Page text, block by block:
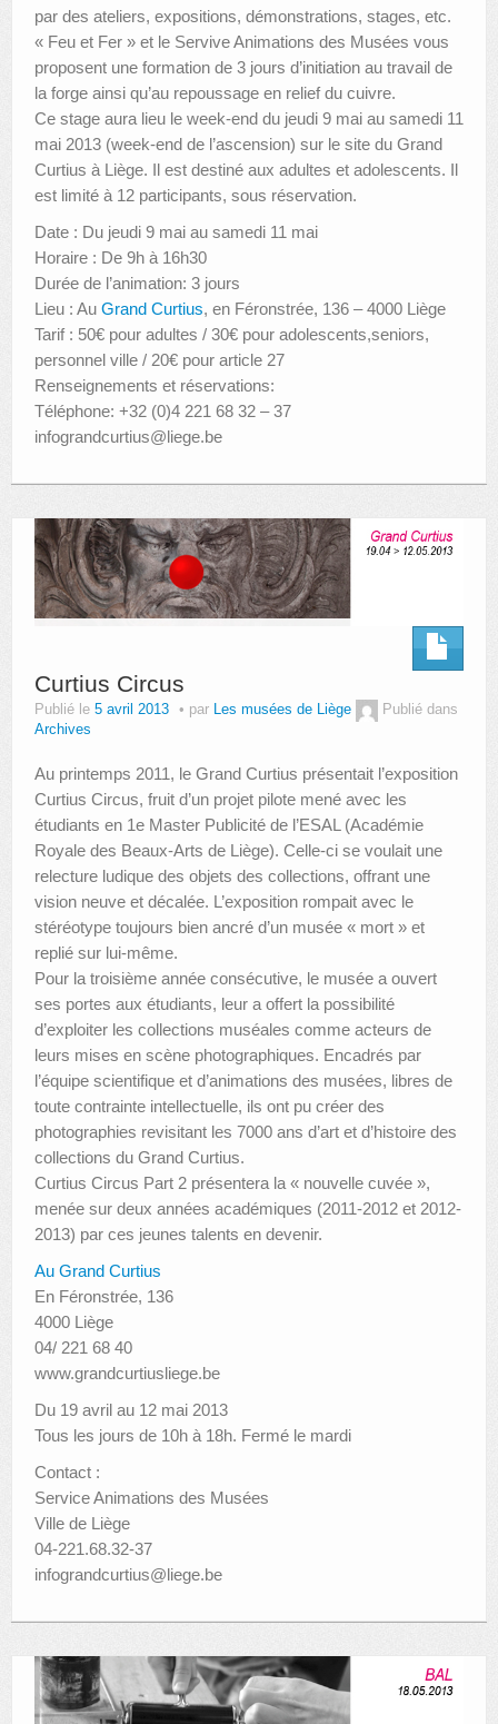
par des ateliers, expositions, démonstrations, stages, etc.
« Feu et Fer » et le Servive Animations des Musées vous
proposent une formation de 3 jours d’initiation au travail de
la forge ainsi qu’au repoussage en relief du cuivre.
Ce stage aura lieu le week-end du jeudi 9 mai au samedi 11
mai 2013 (week-end de l’ascension) sur le site du Grand
Curtius à Liège. Il est destiné aux adultes et adolescents. Il
est limité à 12 participants, sous réservation.
Date : Du jeudi 9 mai au samedi 11 mai
Horaire : De 9h à 16h30
Durée de l’animation: 3 jours
Lieu : Au Grand Curtius, en Féronstrée, 136 – 4000 Liège
Tarif : 50€ pour adultes / 30€ pour adolescents,seniors,
personnel ville / 20€ pour article 27
Renseignements et réservations:
Téléphone: +32 (0)4 221 68 32 – 37
infograndcurtius@liege.be
Curtius Circus
Publié le 5 avril 2013 par Les musées de Liège
Publié dans
Archives
Au printemps 2011, le Grand Curtius présentait l’exposition
Curtius Circus, fruit d’un projet pilote mené avec les
étudiants en 1e Master Publicité de l’ESAL (Académie
Royale des Beaux-Arts de Liège). Celle-ci se voulait une
relecture ludique des objets des collections, offrant une
vision neuve et décalée. L’exposition rompait avec le
stéréotype toujours bien ancré d’un musée « mort » et
replié sur lui-même.
Pour la troisième année consécutive, le musée a ouvert
ses portes aux étudiants, leur a offert la possibilité
d’exploiter les collections muséales comme acteurs de
leurs mises en scène photographiques. Encadrés par
l’équipe scientifique et d’animations des musées, libres de
toute contrainte intellectuelle, ils ont pu créer des
photographies revisitant les 7000 ans d’art et d’histoire des
collections du Grand Curtius.
Curtius Circus Part 2 présentera la « nouvelle cuvée »,
menée sur deux années académiques (2011-2012 et 2012-
2013) par ces jeunes talents en devenir.
Au Grand Curtius
En Féronstrée, 136
4000 Liège
04/ 221 68 40
www.grandcurtiusliege.be
Du 19 avril au 12 mai 2013
Tous les jours de 10h à 18h. Fermé le mardi
Contact :
Service Animations des Musées
Ville de Liège
04-221.68.32-37
infograndcurtius@liege.be